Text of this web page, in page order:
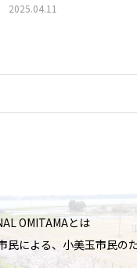
2025.04.11
OMITAMAとは
民による、小美玉市民の